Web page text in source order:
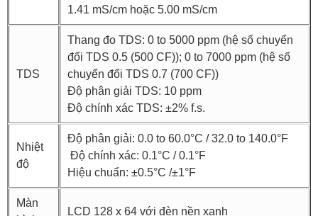
1.41 mS/cm hoặc 5.00 mS/cm
TDS
Thang đo TDS: 0 to 5000 ppm (hệ số chuyển
đổi TDS 0.5 (500 CF)); 0 to 7000 ppm (hệ số
chuyển đổi TDS 0.7 (700 CF))
Độ phân giải TDS: 10 ppm
Độ chính xác TDS: ±2% f.s.
Nhiệt
độ
Độ phân giải: 0.0 to 60.0°C / 32.0 to 140.0°F
Độ chính xác: 0.1°C / 0.1°F
Hiệu chuẩn: ±0.5°C /±1°F
Màn
LCD 128 x 64 với đèn nền xanh